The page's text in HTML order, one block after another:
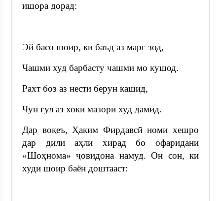
ишора дорад:
Эй басо шоир, ки баъд аз марг зод,
Чашми худ барбасту чашми мо кушод.
Рахт боз аз нестӣ берун кашид,
Чун гул аз хоки мазори худ дамид.
Дар воқеъ, Ҳаким Фирдавсӣ номи хешро
дар дили аҳли хирад бо офаридани
«Шоҳнома» ҷовидона намуд. Он сон, ки
худи шоир баён доштааст: